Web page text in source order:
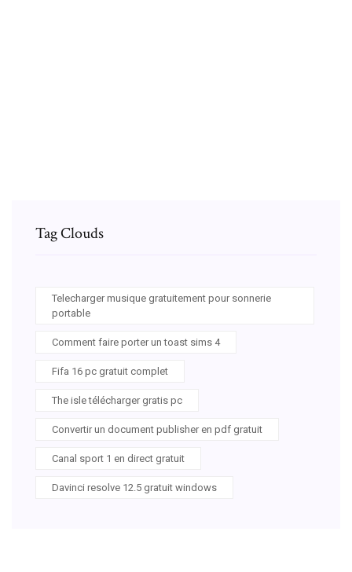
Tag Clouds
Telecharger musique gratuitement pour sonnerie
portable
Comment faire porter un toast sims 4
Fifa 16 pc gratuit complet
The isle télécharger gratis pc
Convertir un document publisher en pdf gratuit
Canal sport 1 en direct gratuit
Davinci resolve 12.5 gratuit windows